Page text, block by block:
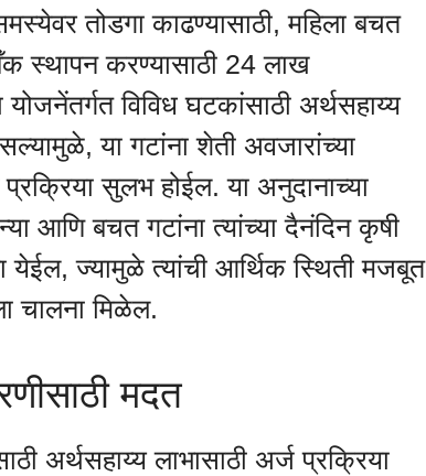
तोडगा काढण्यासाठी, महिला बचत
स्थापन करण्यासाठी 24 लाख
विविध घटकांसाठी अर्थसहाय्य
या गटांना शेती अवजारांच्या
सुलभ होईल. या अनुदानाच्या
आणि बचत गटांना त्यांच्या दैनंदिन कृषी
येईल, ज्यामुळे त्यांची आर्थिक स्थिती मजबूत
चालना मिळेल.
मदत
अर्थसहाय्य लाभासाठी अर्ज प्रक्रिया